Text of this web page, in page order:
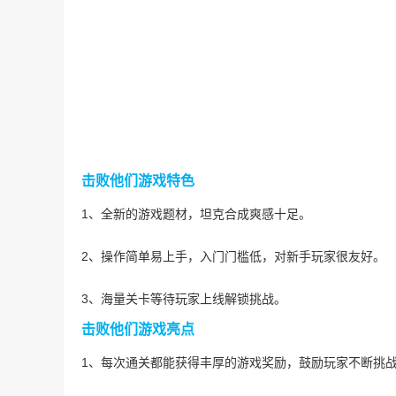
击败他们游戏特色
1、全新的游戏题材，坦克合成爽感十足。
2、操作简单易上手，入门门槛低，对新手玩家很友好。
3、海量关卡等待玩家上线解锁挑战。
击败他们游戏亮点
1、每次通关都能获得丰厚的游戏奖励，鼓励玩家不断挑